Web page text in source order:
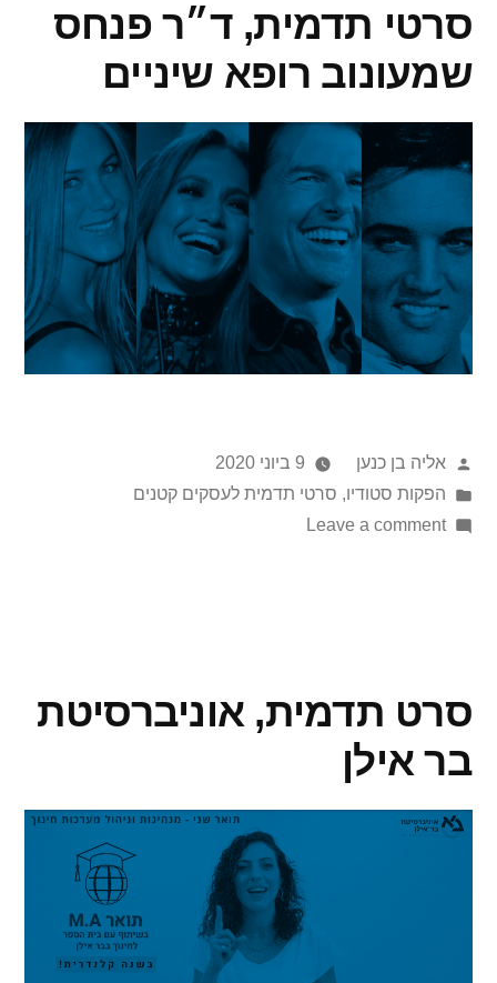
סרטי תדמית, ד״ר פנחס
שמעונוב רופא שיניים
אליה בן כנען
9 ביוני 2020
הפקות סטודיו, סרטי תדמית לעסקים קטנים
Leave a comment
סרט תדמית, אוניברסיטת
בר אילן